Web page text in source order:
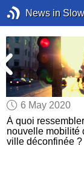
News in
6 May 2020
À quoi
nouvelle mobilité
ville déconfinée ?